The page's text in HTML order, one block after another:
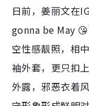
日前，姜丽文在
gonna be May
空性感靓照，相
袖外套，更只扣
外露，邪恶衣着